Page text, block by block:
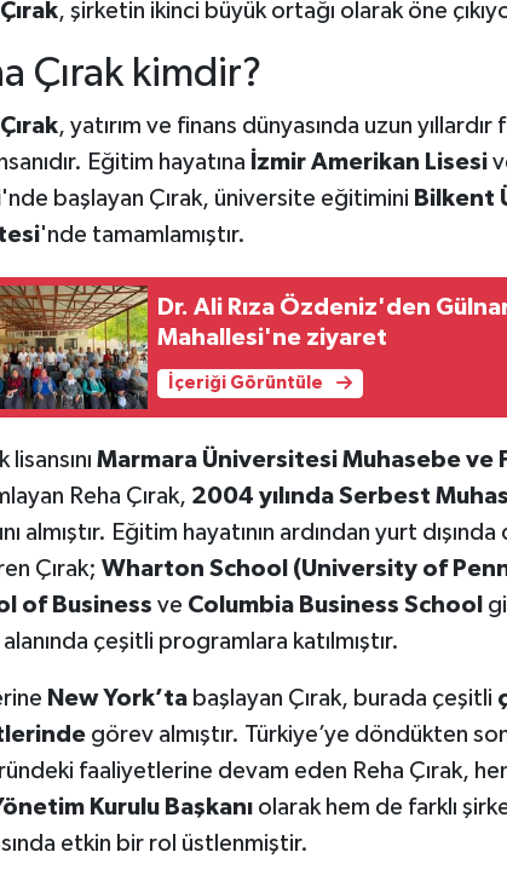
, şirketin ikinci büyük ortağı olarak öne
Çırak kimdir?
, yatırım ve finans dünyasında uzun
Eğitim hayatına İzmir Amerikan Lisesi
'nde başlayan Çırak, üniversite eğitimini Bilkent
'nde tamamlamıştır.
Dr. Ali Rıza Özdeniz'den
Mahallesi'ne ziyaret
İçeriği Görüntüle
lisansını Marmara Üniversitesi Muhasebe ve
Reha Çırak, 2004 yılında Serbest
almıştır. Eğitim hayatının ardından yurt
Çırak; Wharton School (University of
of Business ve Columbia Business School
çeşitli programlara katılmıştır.
New York’tabaşlayan Çırak, burada çeşitli
görev almıştır. Türkiye’ye döndükten
faaliyetlerine devam eden Reha Çırak,
Kurulu Başkanıolarak hem de farklı
etkin bir rol üstlenmiştir.